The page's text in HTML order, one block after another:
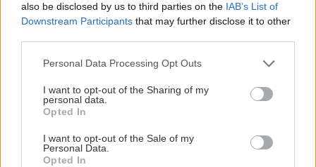
also be disclosed by us to third parties on the IAB’s List of
Downstream Participants that may further disclose it to other
Personal Data Processing Opt Outs
I want to opt-out of the Sharing of my
personal data.
Opted In
I want to opt-out of the Sale of my
Personal Data.
Opted In
22:47
ΚΟΣΜΟΣ
ΗΠΑ: 29χρονη βρέθηκε απαγχονισμένη σε
Συνελήφθη στο «Ελ. Βενιζέλος» 53χρονος
καταζητούμενος από τις γαλλικές αρχές